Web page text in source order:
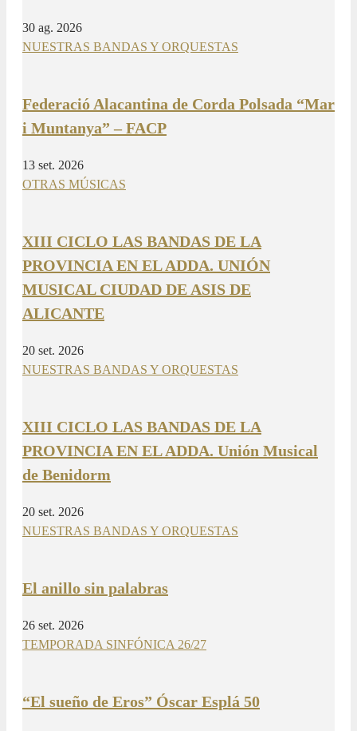
30 ag. 2026
NUESTRAS BANDAS Y ORQUESTAS
Federació Alacantina de Corda Polsada “Mar
i Muntanya” – FACP
13 set. 2026
OTRAS MÚSICAS
XIII CICLO LAS BANDAS DE LA
PROVINCIA EN EL ADDA. UNIÓN
MUSICAL CIUDAD DE ASIS DE
ALICANTE
20 set. 2026
NUESTRAS BANDAS Y ORQUESTAS
XIII CICLO LAS BANDAS DE LA
PROVINCIA EN EL ADDA. Unión Musical
de Benidorm
20 set. 2026
NUESTRAS BANDAS Y ORQUESTAS
El anillo sin palabras
26 set. 2026
TEMPORADA SINFÓNICA 26/27
“El sueño de Eros” Óscar Esplá 50